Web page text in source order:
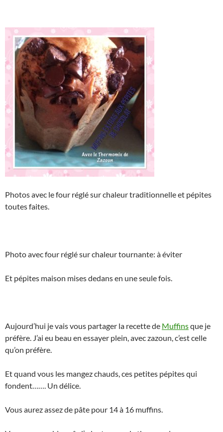
Photos avec le four réglé sur chaleur traditionnelle et pépites
toutes faites.
Photo avec four réglé sur chaleur tournante: à éviter
Et pépites maison mises dedans en une seule fois.
Aujourd’hui je vais vous partager la recette de Muffinsque je
préfère. J’ai eu beau en essayer plein, avec zazoun, c’est celle
qu’on préfère.
Et quand vous les mangez chauds, ces petites pépites qui
fondent……. Un délice.
Vous aurez assez de pâte pour 14 à 16 muffins.